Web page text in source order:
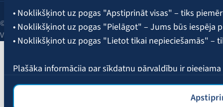
• Noklikšķinot uz pogas "Apstiprināt visas" – tiks
• Noklikšķinot uz pogas "Pielāgot" – Jums būs iespēja
• Noklikšķinot uz pogas "Lietot tikai nepieciešamās" –
Plašāka informācija par sīkdatņu pārvaldību ir pieejama
© 2026 AAS BALTA | Skanstes iela 25, Rīga, LV-1013, Latvija.
Vienotais reģ. Nr. 40003049409.